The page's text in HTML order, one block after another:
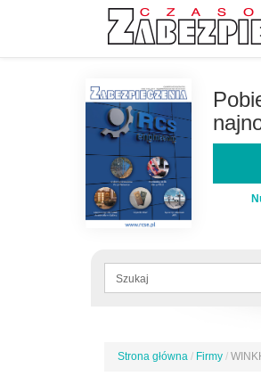
Formularz
Jesteś
Strona główna / Firmy /